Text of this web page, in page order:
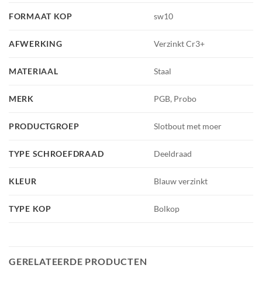
FORMAAT KOP sw10
AFWERKING Verzinkt Cr3+
MATERIAAL Staal
MERK PGB, Probo
PRODUCTGROEP Slotbout met moer
TYPE SCHROEFDRAAD Deeldraad
KLEUR Blauw verzinkt
TYPE KOP Bolkop
GERELATEERDE PRODUCTEN